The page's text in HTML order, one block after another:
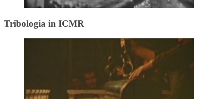
Tribologia in ICMR